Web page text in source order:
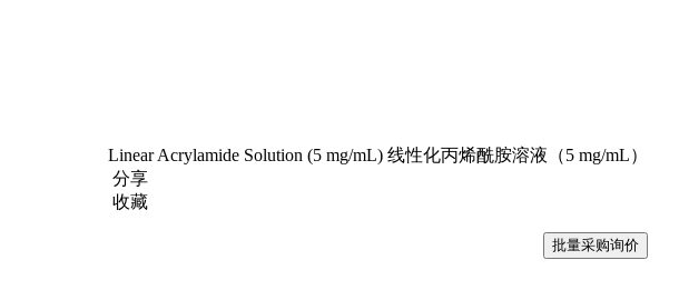
Linear Acrylamide Solution (5 mg/mL) 线性化丙烯酰胺溶液（5 mg/mL）
分享
收藏
批量采购询价